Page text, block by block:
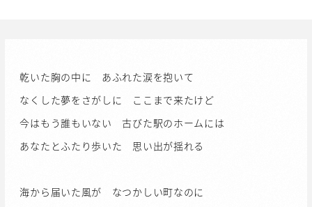
乾いた胸の中に あふれた涙を抱いて
なくした夢をさがしに ここまで来たけど
今はもう誰もいない 古びた駅のホームには
あなたとふたり歩いた 思い出が揺れる
海から届いた風が なつかしい町なのに